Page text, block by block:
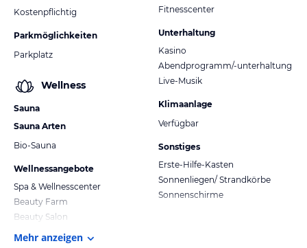
Kostenpflichtig
Parkmöglichkeiten
Parkplatz
Wellness
Sauna
Sauna Arten
Bio-Sauna
Wellnessangebote
Spa & Wellnesscenter
Beauty Farm
Beauty Salon
Fitnesscenter
Unterhaltung
Kasino
Abendprogramm/-unterhaltung
Live-Musik
Klimaanlage
Verfügbar
Sonstiges
Erste-Hilfe-Kasten
Sonnenliegen/ Strandkörbe
Sonnenschirme
Mehr anzeigen